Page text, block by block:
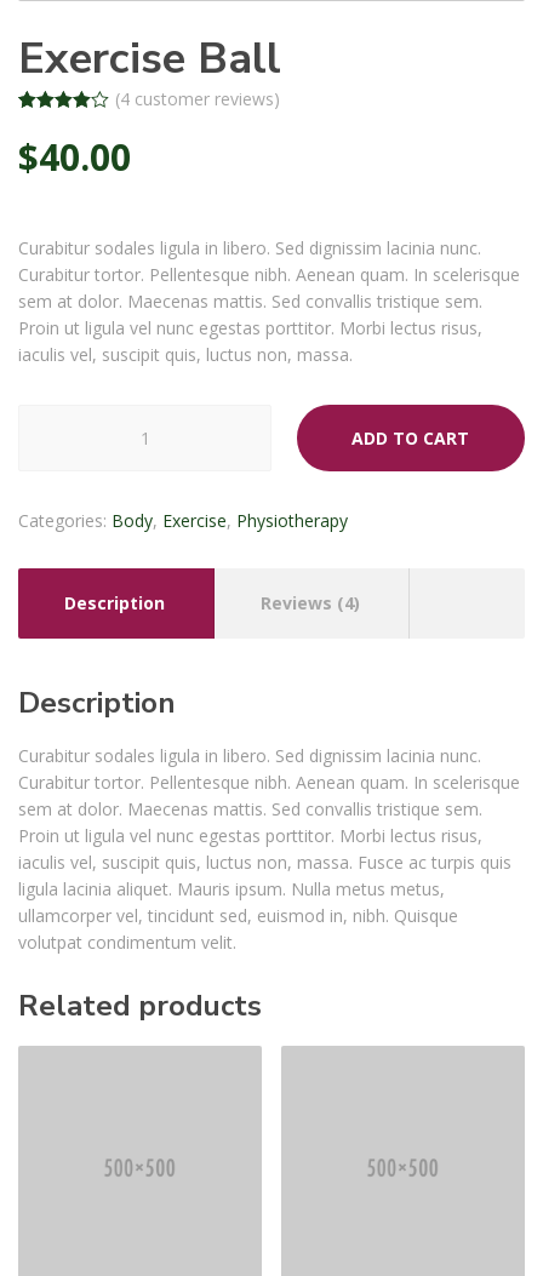
Exercise Ball
4.00 out
of 5
based on
(4customer reviews)
$40.00
Curabitur sodales ligula in libero. Sed dignissim lacinia nunc.
Curabitur tortor. Pellentesque nibh. Aenean quam. In scelerisque
sem at dolor. Maecenas mattis. Sed convallis tristique sem.
Proin ut ligula vel nunc egestas porttitor. Morbi lectus risus,
iaculis vel, suscipit quis, luctus non, massa.
ADD TO CART
Categories: Body, Exercise, Physiotherapy
Description Reviews (4)
Description
Curabitur sodales ligula in libero. Sed dignissim lacinia nunc.
Curabitur tortor. Pellentesque nibh. Aenean quam. In scelerisque
sem at dolor. Maecenas mattis. Sed convallis tristique sem.
Proin ut ligula vel nunc egestas porttitor. Morbi lectus risus,
iaculis vel, suscipit quis, luctus non, massa. Fusce ac turpis quis
ligula lacinia aliquet. Mauris ipsum. Nulla metus metus,
ullamcorper vel, tincidunt sed, euismod in, nibh. Quisque
volutpat condimentum velit.
Related products